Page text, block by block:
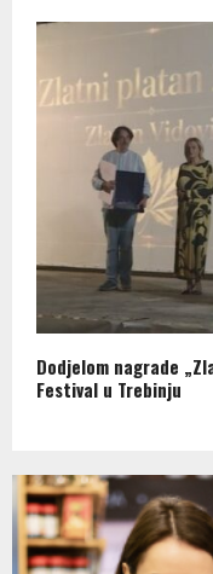
Dodjelom nagrade
Festival u Trebinju